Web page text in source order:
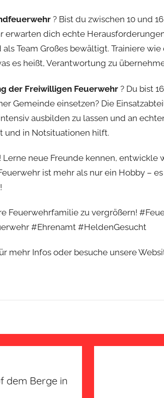
? Bist du zwischen 10 und
erwarten dich echte
Team Großes bewältigt. Trainiere
es heißt, Verantwortung zu
der Freiwilligen Feuerwehr ? Du bist
Gemeinde einsetzen? Die
ausbilden zu lassen und an
und in Notsituationen hilft.
Lerne neue Freunde kennen,
ist mehr als nur ein Hobby –
Feuerwehrfamilie zu vergrößern!
#Ehrenamt #HeldenGesucht
mehr Infos oder besuche unsere
dem Berge in